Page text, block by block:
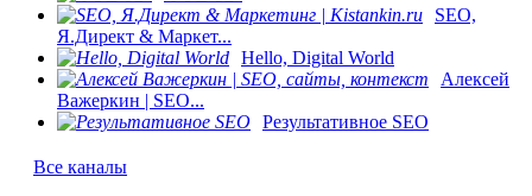
SEO,
Я.Директ & Маркет...
Hello, Digital World
Алексей
Важеркин | SEO...
Результативное SEO
Все каналы